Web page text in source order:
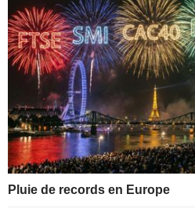
Pluie de records en Europe